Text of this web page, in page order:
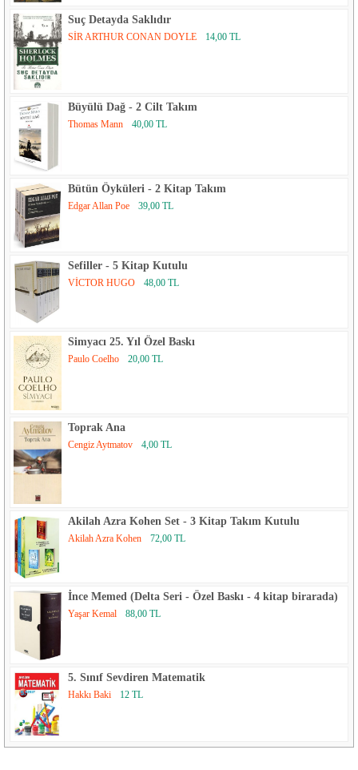
Suç Detayda Saklıdır
SİR ARTHUR CONAN DOYLE 14,00 TL
Büyülü Dağ - 2 Cilt Takım
Thomas Mann 40,00 TL
Bütün Öyküleri - 2 Kitap Takım
Edgar Allan Poe 39,00 TL
Sefiller - 5 Kitap Kutulu
VİCTOR HUGO 48,00 TL
Simyacı 25. Yıl Özel Baskı
Paulo Coelho 20,00 TL
Toprak Ana
Cengiz Aytmatov 4,00 TL
Akilah Azra Kohen Set - 3 Kitap Takım Kutulu
Akilah Azra Kohen 72,00 TL
İnce Memed (Delta Seri - Özel Baskı - 4 kitap birarada)
Yaşar Kemal 88,00 TL
5. Sınıf Sevdiren Matematik
Hakkı Baki 12 TL